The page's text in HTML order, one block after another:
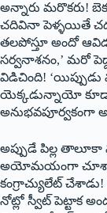
అన్నారు మరొకరు!
చదివినా పెళ్ళయితే
తలపోస్తూ అందో
సర్వనాశనం,’ మరో
విడిచింది! ‘యిప్పుడు
యెక్కడున్నాయో కూడా
అనుభవపూర్వకంగా
అప్పుడే పిల్ల
అయోమయంగా
కంగ్రాచ్యులేట్‌ చేశాడు!
నోట్లో స్వీట్‌ పెట్టాక